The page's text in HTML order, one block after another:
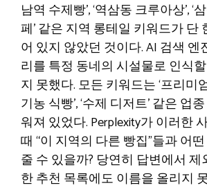
남역 수제빵’, ‘역삼동 크루아상’, ‘
페’ 같은 지역 롱테일 키워드가 단
어 있지 않았던 것이다. AI 검색 엔
리를 특정 동네의 시설물로 인식
지 못했다. 모든 키워드는 ‘프리미
기농 식빵’, ‘수제 디저트’ 같은 업
워져 있었다. Perplexity가 이러한
때 “이 지역의 다른 빵집”들과 어
줄 수 있을까? 당연히 답변에서 제
한 추천 목록에도 이름을 올리지